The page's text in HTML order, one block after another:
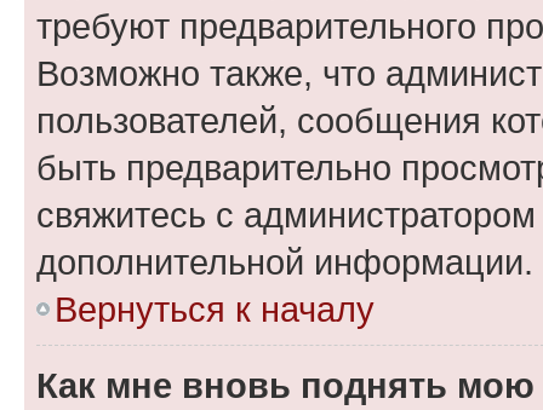
требуют предварительного
Возможно также, что
пользователей, сообщения
быть предварительно
свяжитесь с
дополнительной информации.
Вернуться к началу
Как мне вновь поднять мою